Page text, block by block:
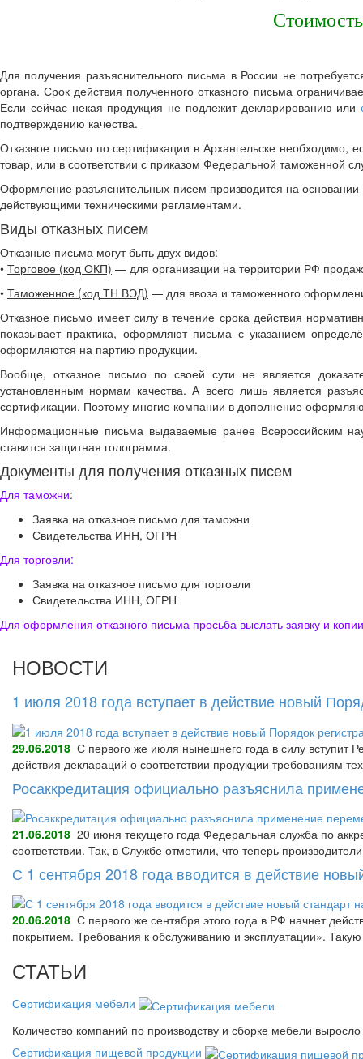
Для получения разъяснительного письма в России не
органа. Срок действия полученного отказного письма
Если сейчас некая продукция не подлежит декларированию или
подтверждению качества.
Отказное письмо по сертификации в Архангельске необходимо,
товар, или в соответствии с приказом Федеральной таможенной
Оформление разъяснительных писем производится на
действующими техническими регламентами.
Виды отказных писем
Отказные письма могут быть двух видов:
• Торговое (код ОКП) — для организации на территории РФ
• Таможенное (код ТН ВЭД) — для ввоза и таможенного
Отказное письмо имеет силу в течение срока действия
показывает практика, оформляют письма с указанием
оформляются на партию продукции.
Вообще, отказное письмо по своей сути не является
установленным нормам качества. А всего лишь является
сертификации. Поэтому многие компании в дополнение
Информационные письма выдаваемые ранее Всероссийским
ставится защитная голограмма.
Документы для получения отказных писем
Для таможни:
Заявка на отказное письмо для таможни
Свидетельства ИНН, ОГРН
Для торговли:
Заявка на отказное письмо для торговли
Свидетельства ИНН, ОГРН
Для оформления отказного письма просьба выслать заявку и
НОВОСТИ
1 июля 2018 года вступает в действие новый
29.06.2018 С первого же июля нынешнего года в силу вступит
действия деклараций о соответствии продукции требованиям
Росаккредитация официально разъяснила
21.06.2018 20 июня текущего года Федеральная служба по
соответствии. Так, в Службе отметили, что теперь
С 1 сентября 2018 года вводится в действие
20.06.2018 С первого же сентября этого года в РФ начнет
покрытием. Требования к обслуживанию и эксплуатации».
СТАТЬИ
Сертификация мебели
Количество компаний по производству и сборке мебели
Сертификация пищевой продукции